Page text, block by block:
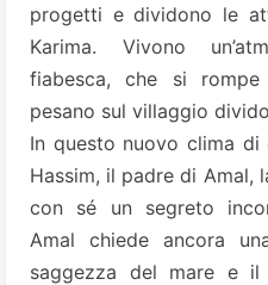
progetti e dividono le
Karima. Vivono
fiabesca, che si
pesano sul villaggio
In questo nuovo clima
Hassim, il padre di Amal,
con sé un segreto
Amal chiede ancora
saggezza del mare e